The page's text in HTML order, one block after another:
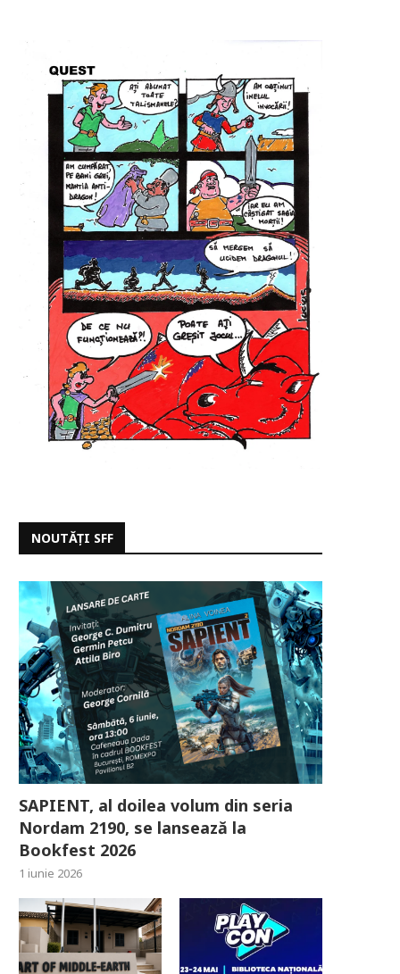
NOUTĂȚI SFF
SAPIENT, al doilea volum din seria
Nordam 2190, se lansează la
Bookfest 2026
1 iunie 2026